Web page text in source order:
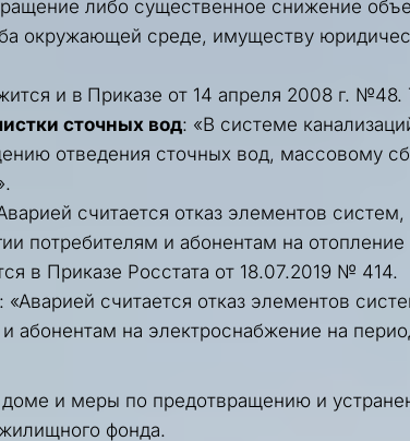
либо существенное снижение
окружающей среде, имуществу
и в Приказе от 14 апреля 2008 г. №48.
сточных вод: «В системе
отведения сточных вод, массовому
считается отказ элементов
потребителям и абонентам на
в Приказе Росстата от 18.07.2019 № 414.
: «Аварией считается отказ элементов
абонентам на электроснабжение на
и меры по предотвращению и
фонда.